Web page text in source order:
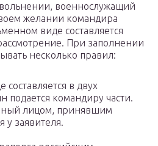
военнослужащий
желании командира
виде составляется
При заполнении
несколько правил:
составляется в двух
подается командиру части.
лицом, принявшим
у заявителя.